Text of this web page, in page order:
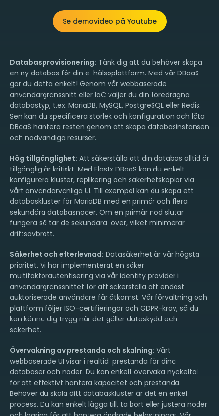
Se demovideo på Youtube
Databasprovisionering: Tänk dig att du behöver skapa
en ny databas för din e-hälsoplattform. Med vår DBaaS
gör du detta enkelt! Genom vår webbaserade
användargränssnitt eller IaC väljer du din föredragna
databastyp, t.ex. MariaDB, MySQL, PostgreSQL eller Redis.
Sen kan du specificera storlek och konfiguration och låta
DBaaS hantera resten genom att skapa databasinstansen
och nödvändiga resurser.
Hög tillgänglighet: Att säkerställa att din databas alltid är
tillgänglig är kritiskt. Med Elastx DBaaS kan du enkelt
konfigurera kluster, replikering och säkerhetskopior via
vårt användarvänliga UI. Till exempel kan du skapa ett
databaskluster för MariaDB med en primär och flera
sekundära databasnoder. Om en primär nod slutar
fungera så tar de sekundära över, vilket minimerar
driftsavbrott.
Säkerhet och efterlevnad: Datasäkerhet är vår högsta
prioritet. Vi har implementerat en säker
multifaktorautentisering via vår identity provider i
användargränssnittet för att säkerställa att endast
auktoriserade användare får åtkomst. Vår förvaltning och
plattform följer ISO-certifieringar och GDPR-krav, så du
kan känna dig trygg när det gäller dataskydd och
säkerhet.
Övervakning av prestanda och skalning: Vårt
webbaserade UI visar i realtid prestanda för dina
databaser och noder. Du kan enkelt övervaka nyckeltal
för att effektivt hantera kapacitet och prestanda.
Behöver du skala ditt databaskluster är det en enkel
process. Du kan enkelt lägga till, ta bort eller justera noder